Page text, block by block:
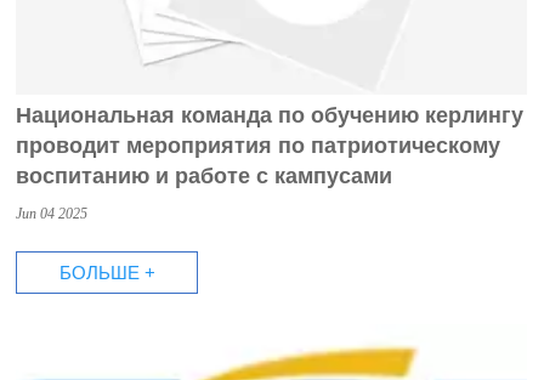
Национальная команда по обучению керлингу
проводит мероприятия по патриотическому
воспитанию и работе с кампусами
Jun 04 2025
БОЛЬШЕ +